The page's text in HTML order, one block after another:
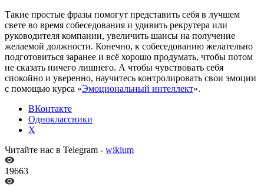
Такие простые фразы помогут представить себя в лучшем
свете во время собеседования и удивить рекрутера или
руководителя компании, увеличить шансы на получение
желаемой должности. Конечно, к собеседованию желательно
подготовиться заранее и всё хорошо продумать, чтобы потом
не сказать ничего лишнего. А чтобы чувствовать себя
спокойно и уверенно, научитесь контролировать свои эмоции
с помощью курса «Эмоциональный интеллект».
ВКонтакте
Одноклассники
X
Читайте нас в Telegram - wikium
19663